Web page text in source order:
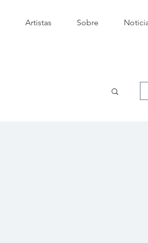
Artistas Sobre